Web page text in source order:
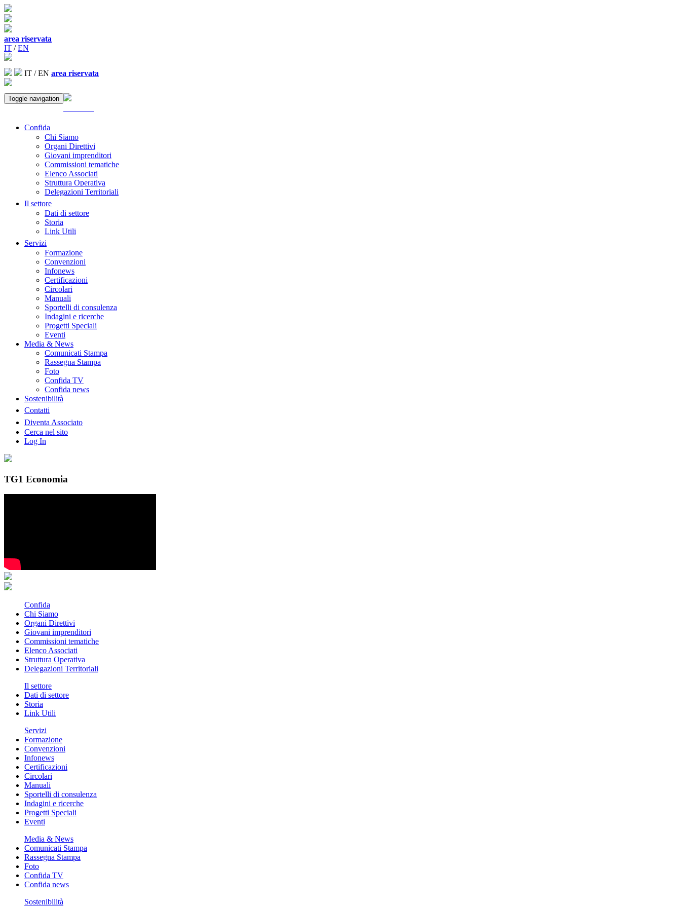
area riservata
IT /EN
IT /EN area riservata
Toggle navigation
Confida
Chi Siamo
Organi Direttivi
Giovani imprenditori
Commissioni tematiche
Elenco Associati
Struttura Operativa
Delegazioni Territoriali
Il settore
Dati di settore
Storia
Link Utili
Servizi
Formazione
Convenzioni
Infonews
Certificazioni
Circolari
Manuali
Sportelli di consulenza
Indagini e ricerche
Progetti Speciali
Eventi
Media & News
Comunicati Stampa
Rassegna Stampa
Foto
Confida TV
Confida news
Sostenibilità
Contatti
Diventa Associato
Cerca nel sito
Log In
TG1 Economia
Confida
Chi Siamo
Organi Direttivi
Giovani imprenditori
Commissioni tematiche
Elenco Associati
Struttura Operativa
Delegazioni Territoriali
Il settore
Dati di settore
Storia
Link Utili
Servizi
Formazione
Convenzioni
Infonews
Certificazioni
Circolari
Manuali
Sportelli di consulenza
Indagini e ricerche
Progetti Speciali
Eventi
Media & News
Comunicati Stampa
Rassegna Stampa
Foto
Confida TV
Confida news
Sostenibilità